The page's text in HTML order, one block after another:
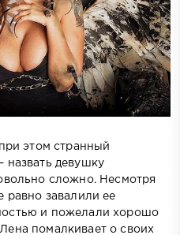
этом странный
назвать девушку
сложно. Несмотря
равно завалили ее
и пожелали хорошо
помалкивает о своих